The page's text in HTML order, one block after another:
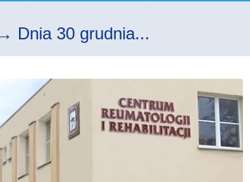
Dnia 30 grudnia...